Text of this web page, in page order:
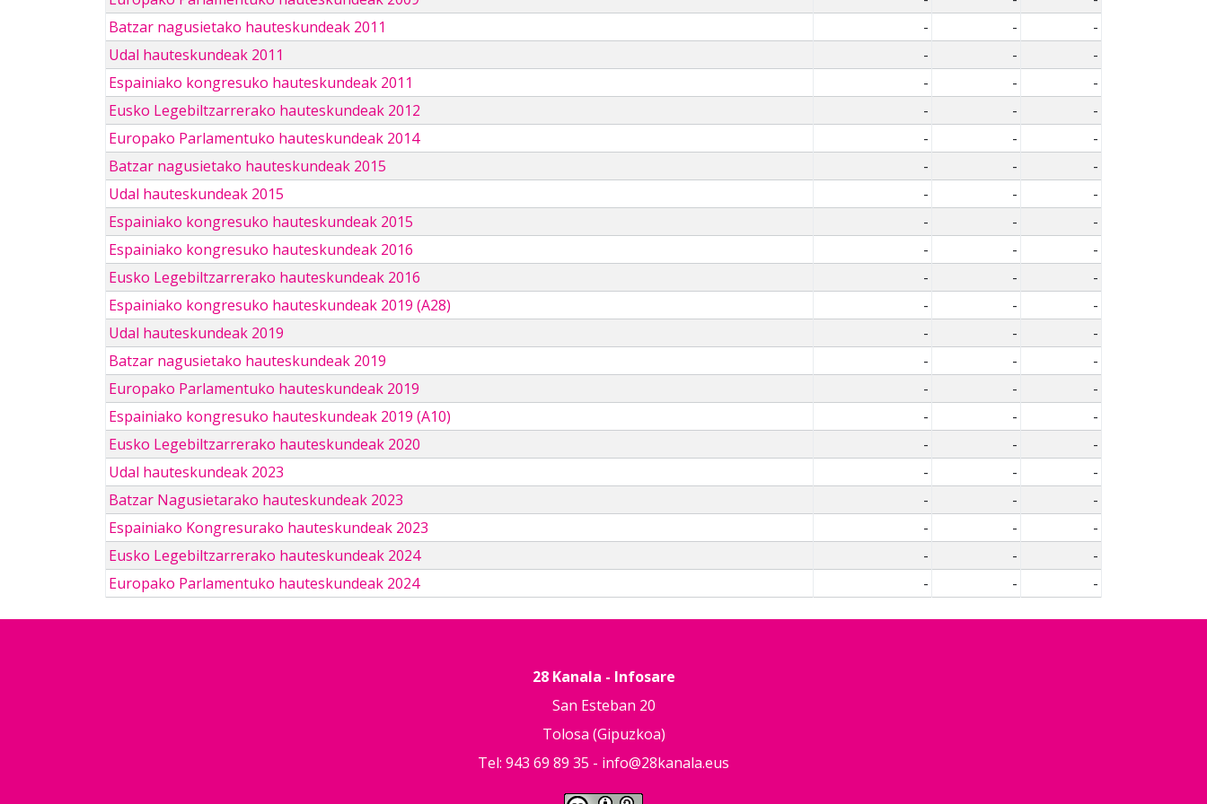
Batzar nagusietako hauteskundeak 2011
- -
-
Udal hauteskundeak 2011
- -
-
Espainiako kongresuko hauteskundeak 2011
- -
-
Eusko Legebiltzarrerako hauteskundeak 2012
- -
-
Europako Parlamentuko hauteskundeak 2014
- -
-
Batzar nagusietako hauteskundeak 2015
- -
-
Udal hauteskundeak 2015
- -
-
Espainiako kongresuko hauteskundeak 2015
- -
-
Espainiako kongresuko hauteskundeak 2016
- -
-
Eusko Legebiltzarrerako hauteskundeak 2016
- -
-
Espainiako kongresuko hauteskundeak 2019 (A28)
- -
-
Udal hauteskundeak 2019
- -
-
Batzar nagusietako hauteskundeak 2019
- -
-
Europako Parlamentuko hauteskundeak 2019
- -
-
Espainiako kongresuko hauteskundeak 2019 (A10)
- -
-
Eusko Legebiltzarrerako hauteskundeak 2020
- -
-
Udal hauteskundeak 2023
- -
-
Batzar Nagusietarako hauteskundeak 2023
- -
-
Espainiako Kongresurako hauteskundeak 2023
- -
-
Eusko Legebiltzarrerako hauteskundeak 2024
- -
-
Europako Parlamentuko hauteskundeak 2024
- - -
28 Kanala - Infosare
San Esteban 20
Tolosa (Gipuzkoa)
Tel: 943 69 89 35 - info@28kanala.eus